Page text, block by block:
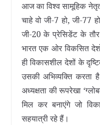
आज का विश्व सामूहिक
चाहे वो जी-7 हो, जी-77
जी-20 के प्रेसिडेंट के
भारत एक ओर विकसित
ही विकासशील देशों के
उसकी अभिव्यक्ति करता
अध्यक्षता की रूपरेखा
मिल कर बनाएंगे जो
सहयात्री रहे हैं।